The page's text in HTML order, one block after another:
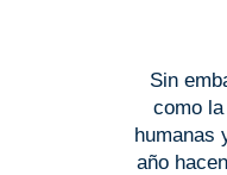
Sin
como
humanas
año